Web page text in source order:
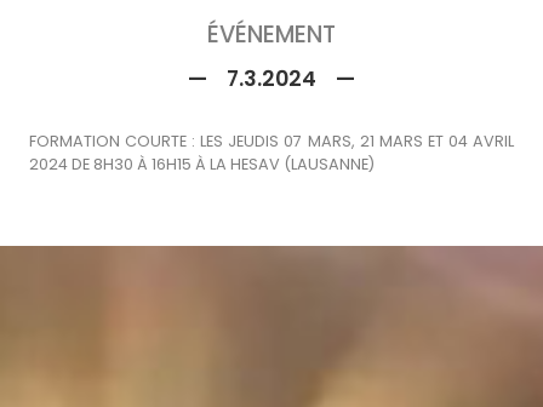
ÉVÉNEMENT
— 7.3.2024 —
FORMATION COURTE : LES JEUDIS 07 MARS, 21 MARS ET 04 AVRIL
2024 DE 8H30 À 16H15 À LA HESAV (LAUSANNE)